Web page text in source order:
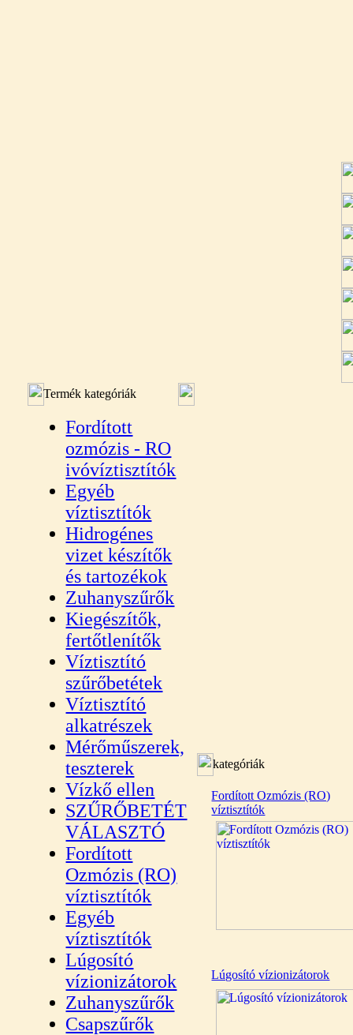
Termék kategóriák
Fordított
ozmózis - RO
ivóvíztisztítók
Egyéb
víztisztítók
Hidrogénes
vizet készítők
és tartozékok
Zuhanyszűrők
Kiegészítők,
fertőtlenítők
Víztisztító
szűrőbetétek
Víztisztító
alkatrészek
Mérőműszerek,
teszterek
Vízkő ellen
SZŰRŐBETÉT
VÁLASZTÓ
Fordított
Ozmózis (RO)
víztisztítók
Egyéb
víztisztítók
Lúgosító
vízionizátorok
Zuhanyszűrők
Csapszűrők
kategóriák
Fordított Ozmózis (RO)
víztisztítók
Lúgosító vízionizátorok